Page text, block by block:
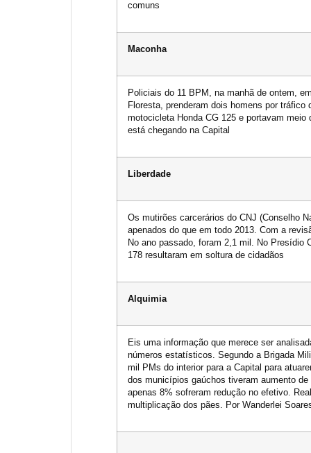
comuns
Maconha
Policiais do 11 BPM, na manhã de ontem,
Floresta, prenderam dois homens por
motocicleta Honda CG 125 e portavam
está chegando na Capital
Liberdade
Os mutirões carcerários do CNJ (Conselho
apenados do que em todo 2013. Com a
No ano passado, foram 2,1 mil. No Presídio
178 resultaram em soltura de cidadãos
Alquimia
Eis uma informação que merece ser
números estatísticos. Segundo a Brigada
mil PMs do interior para a Capital para
dos municípios gaúchos tiveram aumento
apenas 8% sofreram redução no efetivo.
multiplicação dos pães. Por Wanderlei